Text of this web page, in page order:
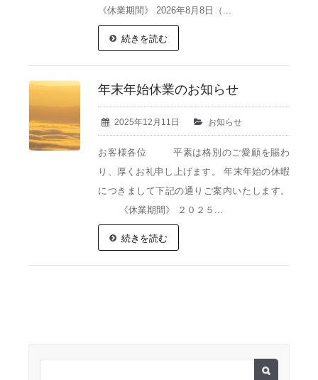
《休業期間》 2026年8月8日（...
続きを読む
年末年始休業のお知らせ
2025年12月11日 お知らせ
お客様各位 平素は格別のご愛顧を賜わ
り、厚くお礼申し上げます。 年末年始の休暇
につきまして下記の通りご案内いたします。
《休業期間》 ２０２５...
続きを読む